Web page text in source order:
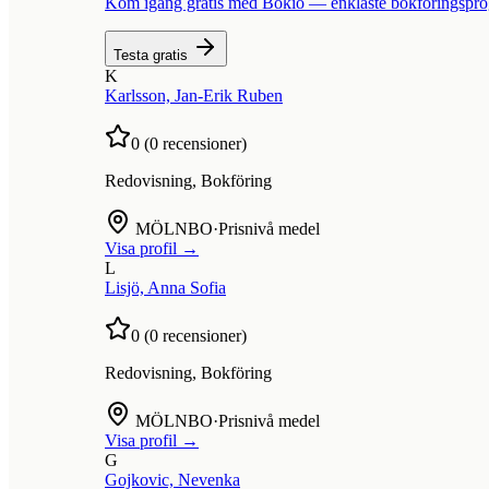
Testa gratis
K
Karlsson, Jan-Erik Ruben
0 (0 recensioner)
Redovisning, Bokföring
MÖLNBO·Prisnivå medel
Visa profil →
L
Lisjö, Anna Sofia
0 (0 recensioner)
Redovisning, Bokföring
MÖLNBO·Prisnivå medel
Visa profil →
G
Gojkovic, Nevenka